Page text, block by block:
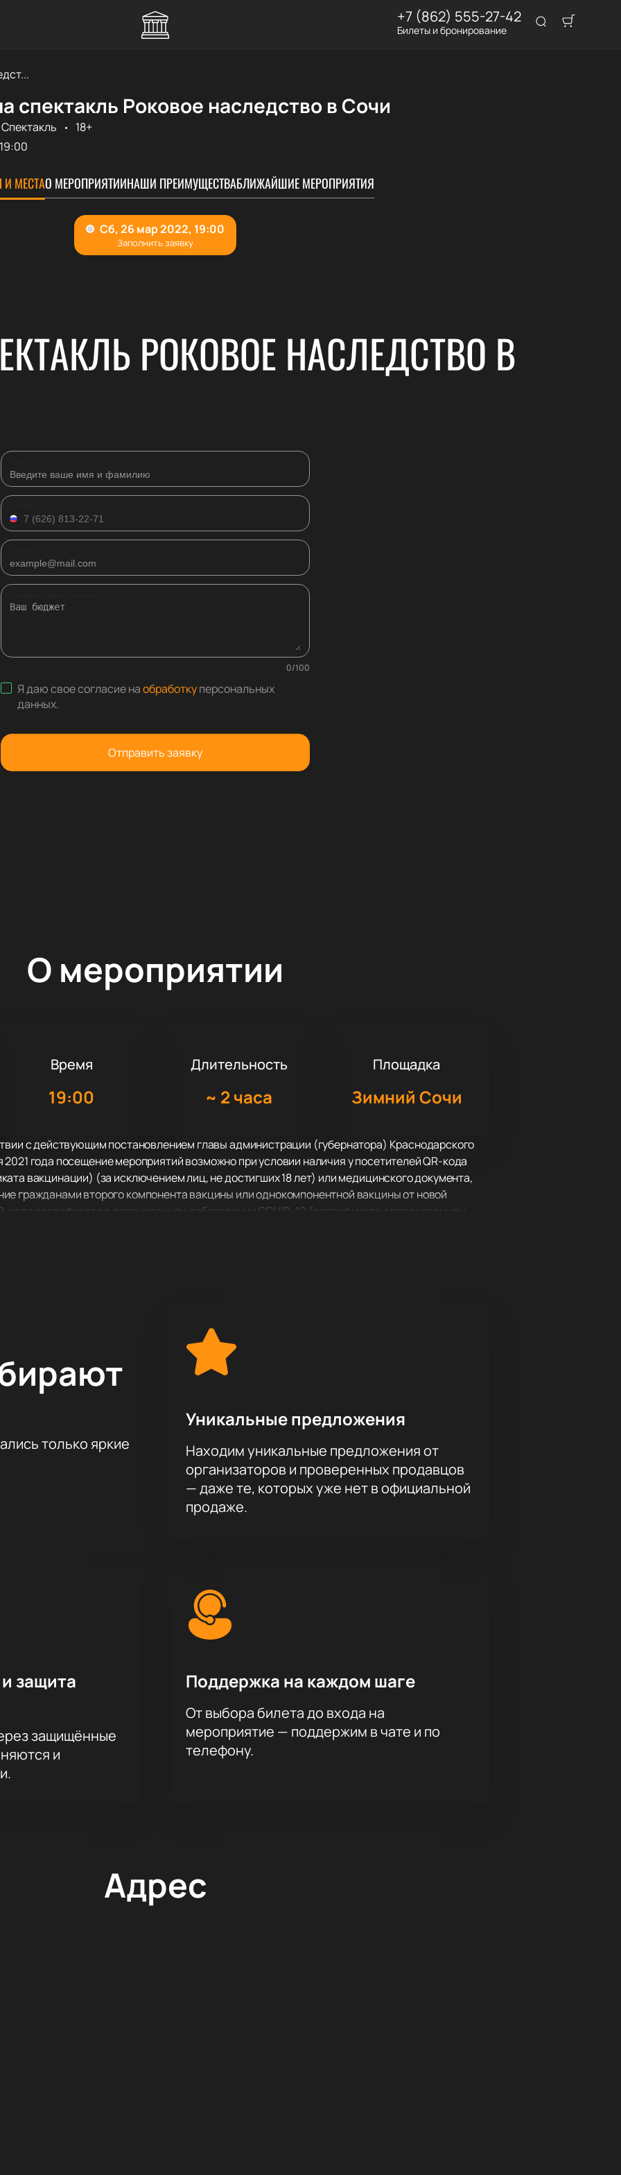
+7 (862) 555-27-42
Билеты и бронирование
спектакль Роковое наследство в Сочи
Спектакль
18+
19:00
МЕСТАО МЕРОПРИЯТИИНАШИ ПРЕИМУЩЕСТВАБЛИЖАЙШИЕ МЕРОПРИЯТИЯ
РОКОВОЕ НАСЛЕДСТВО В
0/100
Я даю свое согласие наобработкуперсональных
данных.
Отправить заявку
О мероприятии
Время
19:00
Длительность
~ 2 часа
Площадка
Зимний Сочи
с действующим постановлением главы администрации (губернатора) Краснодарского
2021 года посещение мероприятий возможно при условии наличия у посетителей QR-кода
вакцинации) (за исключением лиц, не достигших 18 лет) или медицинского документа,
гражданами второго компонента вакцины или однокомпонентной вакцины от новой
кода сертификата о перенесенном заболевании COVID-19 (сертификата о перенесенном
подтверждающих, что гражданин перенес новую коронавирусную инфекцию и с даты
высокого уровня художественного оформления.
отклик в душе каждого, кто в этот вечер решил посетить театр и отвлечься от
После ее просмотра остается приятное послевкусие, заряда позитива и положительных
следить за развитием событий и переживать о том, удастся ли героям преодолеть
по воле автора.
этот вечер в компании героев спектакля «Роковое наследство»!
только яркие
Уникальные предложения
Находим уникальные предложения от
организаторов и проверенных продавцов
— даже те, которых уже нет в официальной
продаже.
защита
защищённые
и
Поддержка на каждом шаге
От выбора билета до входа на
мероприятие — поддержим в чате и по
телефону.
Адрес